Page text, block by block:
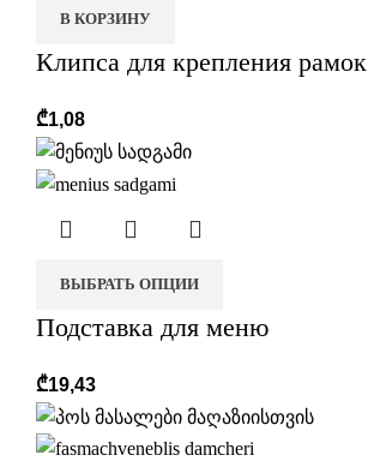
В КОРЗИНУ
Клипса для крепления рамок
₾1,08
ВЫБРАТЬ ОПЦИИ
Подставка для меню
₾19,43